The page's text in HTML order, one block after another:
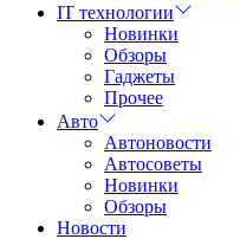
IT технологии
Новинки
Обзоры
Гаджеты
Прочее
Авто
Автоновости
Автосоветы
Новинки
Обзоры
Новости